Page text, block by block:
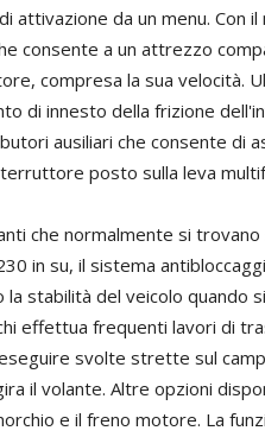
attivazione da un menu. Con
consente a un attrezzo
compresa la sua velocità.
di innesto della frizione
ausiliari che consente di
posto sulla leva
che normalmente si trovano
in su, il sistema
stabilità del veicolo quando
effettua frequenti lavori di
svolte strette sul
il volante. Altre opzioni
e il freno motore. La